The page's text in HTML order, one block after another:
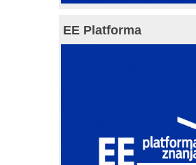
EE Platforma